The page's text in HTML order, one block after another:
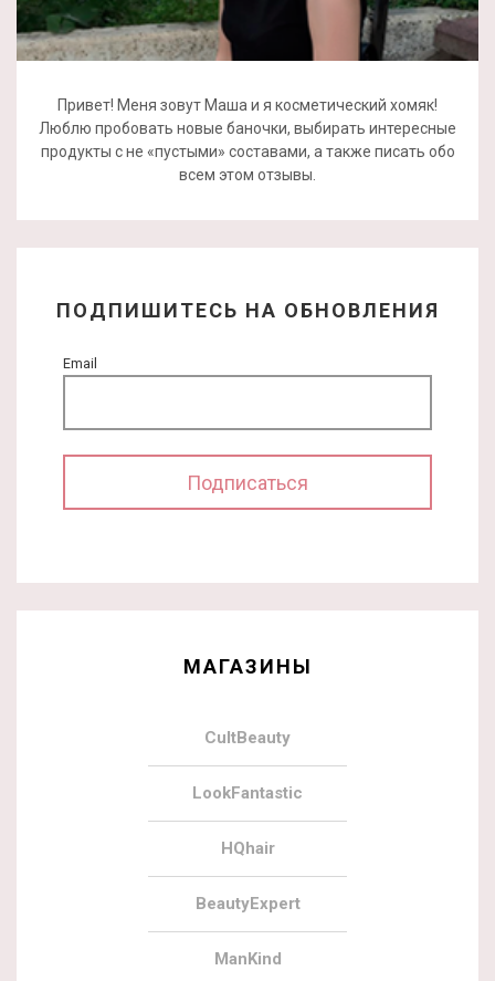
Привет! Меня зовут Маша и я косметический хомяк!
Люблю пробовать новые баночки, выбирать интересные
продукты с не «пустыми» составами, а также писать обо
всем этом отзывы.
ПОДПИШИТЕСЬ НА ОБНОВЛЕНИЯ
Email
МАГАЗИНЫ
CultBeauty
LookFantastic
HQhair
BeautyExpert
ManKind